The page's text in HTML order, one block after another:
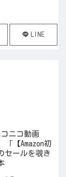
LINE
ニコ動画
【Amazon初
セールを覗き